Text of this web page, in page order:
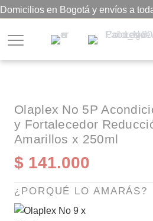
Domicilios en Bogotá y envíos a
Olaplex No 5P
y Fortalecedor
Amarillos x 250ml
$ 141.000
¿PORQUÉ LO AMARÁS?